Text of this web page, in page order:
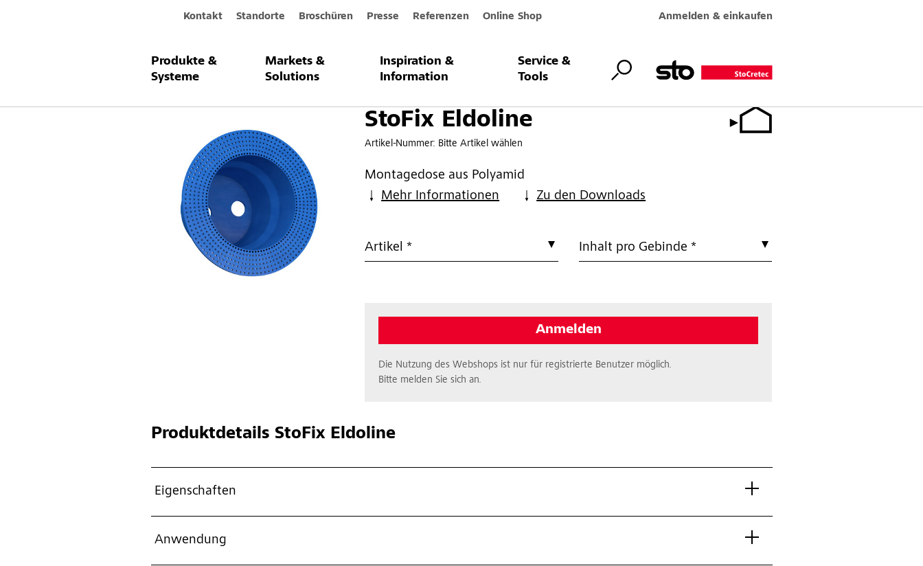
Kontakt Standorte Broschüren Presse Referenzen Online Shop Anmelden & einkaufen
Produkte &
Systeme
Markets &
Solutions
Inspiration &
Information
Service &
Tools
Produkte & Systeme StoFix Eldoline
StoFix Eldoline
Artikel-Nummer: Bitte Artikel wählen
Montagedose aus Polyamid
Mehr Informationen
Zu den Downloads
Artikel * Inhalt pro Gebinde *
Anmelden
Die Nutzung des Webshops ist nur für registrierte Benutzer möglich.
Bitte melden Sie sich an.
ProduktdetailsStoFix Eldoline
Eigenschaften
Anwendung